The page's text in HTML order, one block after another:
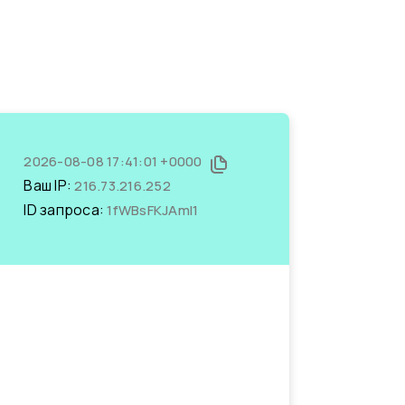
2026-08-08 17:41:01 +0000
Ваш IP:216.73.216.252
ID запроса:1fWBsFKJAmI1